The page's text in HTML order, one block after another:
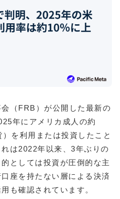
（FRB）が公開した最新の
年にアメリカ成人の約
を利用または投資したこと
は2022年以来、3年ぶりの
としては投資が圧倒的な主
座を持たない層による決済
も確認されています。